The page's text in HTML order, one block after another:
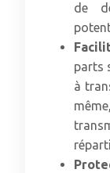
de
parts
à